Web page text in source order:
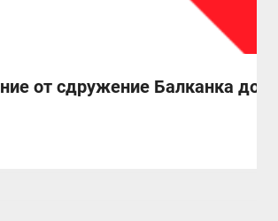
от сдружение Балканка